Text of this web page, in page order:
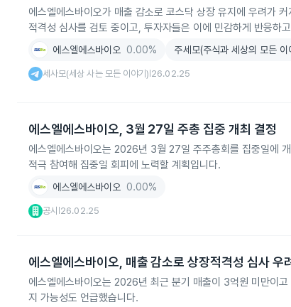
에스엘에스바이오가 매출 감소로 코스닥 상장 유지에 우려가
적격성 심사를 검토 중이고, 투자자들은 이에 민감하게 반응하
에스엘에스바이오 0.00% 주세모(주식과 세상의 모든 이
세사모(세상 사는 모든 이야기) 26.02.25
에스엘에스바이오, 3월 27일 주총 집중 개최 결정
에스엘에스바이오는 2026년 3월 27일 주주총회를 집중일에
적극 참여해 집중일 회피에 노력할 계획입니다.
에스엘에스바이오 0.00%
공시 26.02.25
에스엘에스바이오, 매출 감소로 상장적격성 심사 우
에스엘에스바이오는 2026년 최근 분기 매출이 3억원 미만이
지 가능성도 언급했습니다.